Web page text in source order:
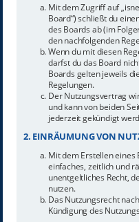
Mit dem Zugriff auf
Board“) schließt du
des Boards ab (im
den nachfolgenden
Wenn du mit diesen
darfst du das Board
Boards gelten jeweils
Regelungen.
Der Nutzungsvertrag
und kann von beiden
jederzeit gekündigt
2. EINRÄUMUNG VON
Mit dem Erstellen
einfaches, zeitlich und
unentgeltliches Recht,
nutzen.
Das Nutzungsrecht
Kündigung des